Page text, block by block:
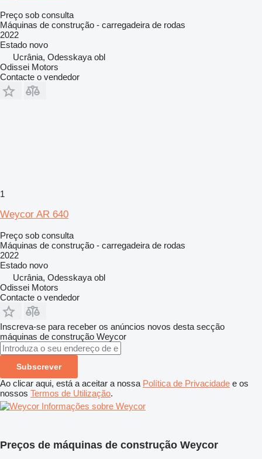
Preço sob consulta
Máquinas de construção - carregadeira de rodas
2022
Estado novo
Ucrânia, Odesskaya obl
Odissei Motors
Contacte o vendedor
1
Weycor AR 640
Preço sob consulta
Máquinas de construção - carregadeira de rodas
2022
Estado novo
Ucrânia, Odesskaya obl
Odissei Motors
Contacte o vendedor
Inscreva-se para receber os anúncios novos desta secção
máquinas de construção Weycor
Subscrever
Ao clicar aqui, está a aceitar a nossa Política de Privacidade e os
nossos Termos de Utilização.
Informações sobre Weycor
Preços de máquinas de construção Weycor